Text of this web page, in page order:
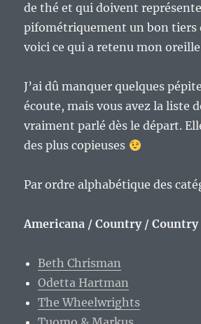
de thé et qui doivent
pifométriquement un bon tiers
voici ce qui a retenu mon
J’ai dû manquer quelques
écoute, mais vous avez la liste
vraiment parlé dès le départ.
des plus copieuses
Par ordre alphabétique des
Americana / Country / Country
Beth Chrisman
Odetta Hartman
The Wheelwrights